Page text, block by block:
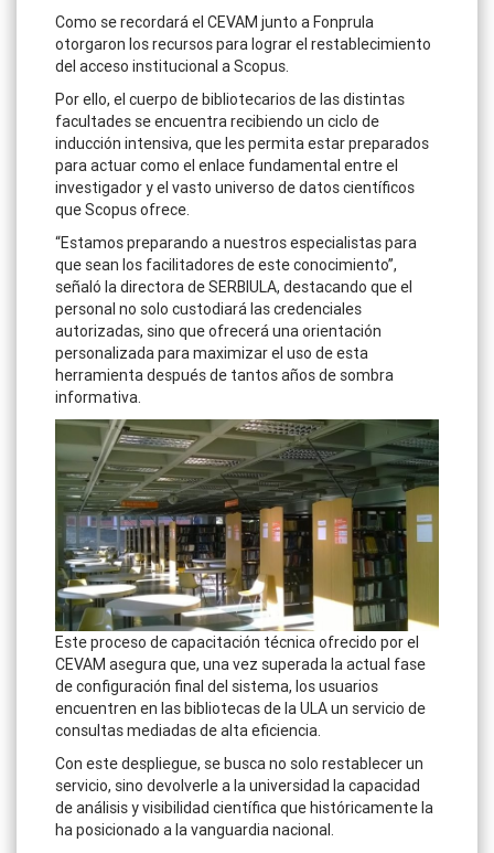
Como se recordará el CEVAM junto a Fonprula
otorgaron los recursos para lograr el restablecimiento
del acceso institucional a Scopus.
Por ello, el cuerpo de bibliotecarios de las distintas
facultades se encuentra recibiendo un ciclo de
inducción intensiva, que les permita estar preparados
para actuar como el enlace fundamental entre el
investigador y el vasto universo de datos científicos
que Scopus ofrece.
“Estamos preparando a nuestros especialistas para
que sean los facilitadores de este conocimiento”,
señaló la directora de SERBIULA, destacando que el
personal no solo custodiará las credenciales
autorizadas, sino que ofrecerá una orientación
personalizada para maximizar el uso de esta
herramienta después de tantos años de sombra
informativa.
Este proceso de capacitación técnica ofrecido por el
CEVAM asegura que, una vez superada la actual fase
de configuración final del sistema, los usuarios
encuentren en las bibliotecas de la ULA un servicio de
consultas mediadas de alta eficiencia.
Con este despliegue, se busca no solo restablecer un
servicio, sino devolverle a la universidad la capacidad
de análisis y visibilidad científica que históricamente la
ha posicionado a la vanguardia nacional.